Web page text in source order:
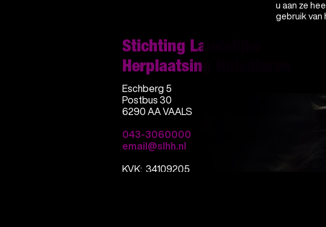
u aan ze
gebruik van
Stichting Landelijke
Herplaatsing Huisdieren
Eschberg 5
Postbus 30
6290 AA VAALS
043-3060000
email@slhh.nl
KVK: 34109205